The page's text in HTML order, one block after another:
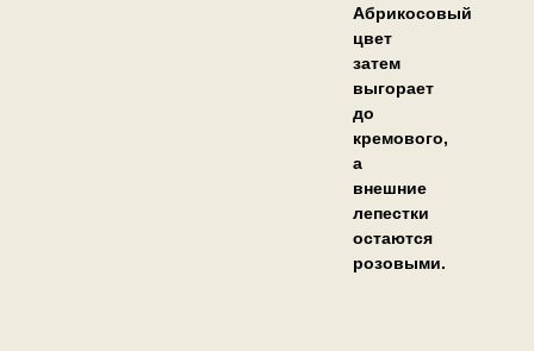
Абрикосовый
цвет
затем
выгорает
до
кремового,
а
внешние
лепестки
остаются
розовыми.